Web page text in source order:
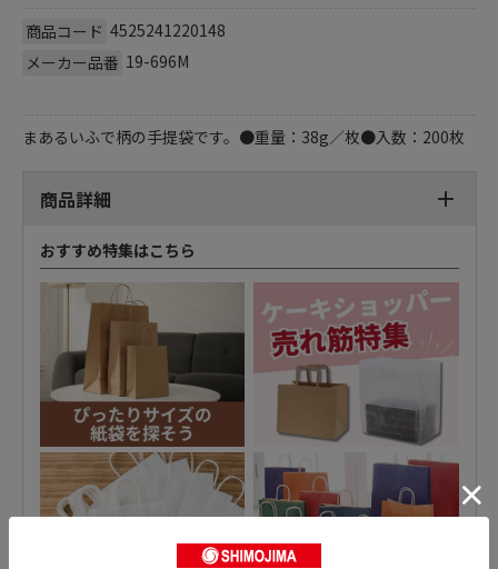
商品コード 4525241220148
メーカー品番 19-696M
まあるいふで柄の手提袋です。●重量：38g／枚●入数：200枚
商品詳細
おすすめ特集はこちら